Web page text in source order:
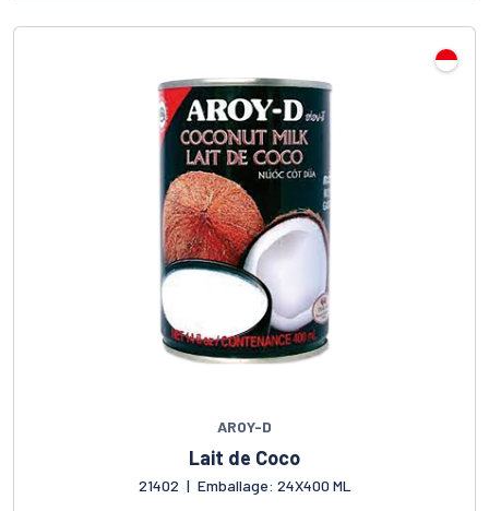
AROY-D
Lait de Coco
21402 | Emballage: 24X400 ML